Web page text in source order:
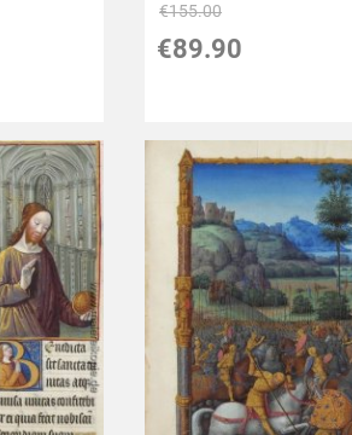
€155.00
€89.90